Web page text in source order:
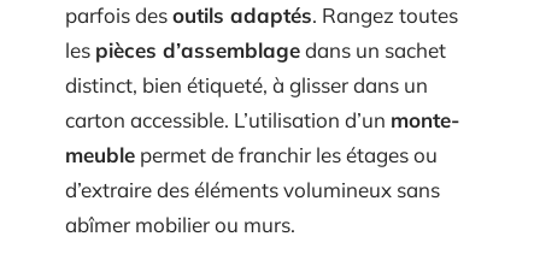
parfois desoutils adaptés. Rangez toutes
les pièces d’assemblagedans un sachet
distinct, bien étiqueté, à glisser dans un
carton accessible. L’utilisation d’un monte-
meuble permet de franchir les étages ou
d’extraire des éléments volumineux sans
abîmer mobilier ou murs.